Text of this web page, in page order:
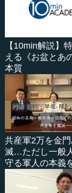
【10min解説】
える《お盆とあ
本質
共産軍2万を金
滅…ただし一般
守る軍人の本義